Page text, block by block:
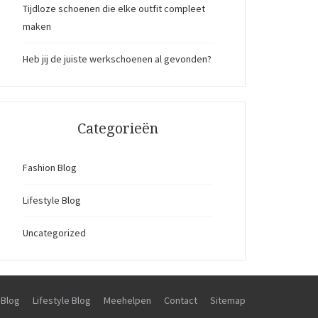
Tijdloze schoenen die elke outfit compleet
maken
Heb jij de juiste werkschoenen al gevonden?
Categorieën
Fashion Blog
Lifestyle Blog
Uncategorized
Lifestyle Blog Meehelpen Contact Sitemap